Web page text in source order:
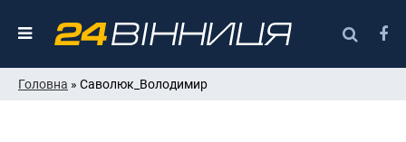
Головна » Саволюк_Володимир